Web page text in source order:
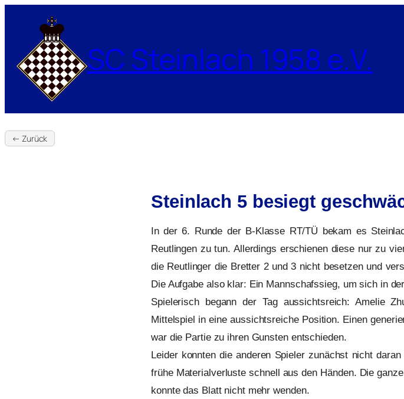
springen
SC Steinlach 1958 e.V.
← Zurück
Steinlach 5 besiegt
In der 6. Runde der B-Klasse RT/TÜ bekam es
Reutlingen zu tun. Allerdings erschienen diese nur zu
die Reutlinger die Bretter 2 und 3 nicht besetzen und
Die Aufgabe also klar: Ein Mannschafssieg, um sich in
Spielerisch begann der Tag aussichtsreich: Amelie
Mittelspiel in eine aussichtsreiche Position. Einen
war die Partie zu ihren Gunsten entschieden.
Leider konnten die anderen Spieler zunächst nicht
frühe Materialverluste schnell aus den Händen. Die
konnte das Blatt nicht mehr wenden.